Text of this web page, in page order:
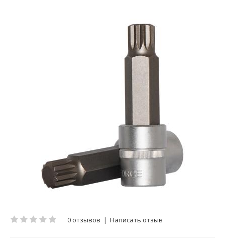
0 отзывов | Написать отзыв